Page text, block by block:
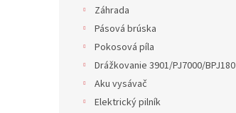
Záhrada
Pásová brúska
Pokosová píla
Drážkovanie 3901/PJ7000/BPJ180
Aku vysávač
Elektrický pilník